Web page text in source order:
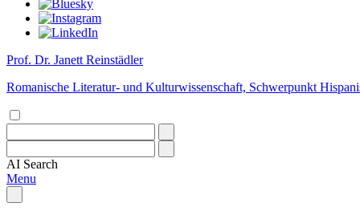
Prof. Dr. Janett Reinstädler
Romanische Literatur- und Kulturwissenschaft, Schwerpunkt
AI Search
Menu